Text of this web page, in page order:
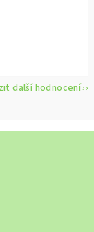
další hodnocení